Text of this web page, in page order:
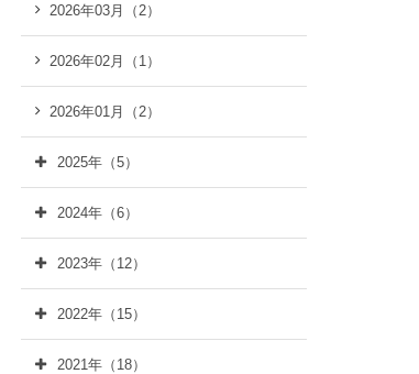
2026年03月（2）
2026年02月（1）
2026年01月（2）
2025年（5）
2024年（6）
2023年（12）
2022年（15）
2021年（18）